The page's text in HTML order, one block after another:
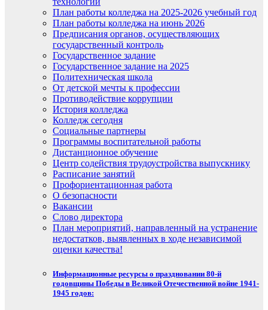
План работы колледжа на 2025-2026 учебный год
План работы колледжа на июнь 2026
Предписания органов, осуществляющих
государственный контроль
Государственное задание
Государственное задание на 2025
Политехническая школа
От детской мечты к профессии
Противодействие коррупции
История колледжа
Колледж сегодня
Социальные партнеры
Программы воспитательной работы
Дистанционное обучение
Центр содействия трудоустройства выпускнику
Расписание занятий
Профориентационная работа
О безопасности
Вакансии
Слово директора
План мероприятий, направленный на устранение
недостатков, выявленных в ходе независимой
оценки качества!
Информационные ресурсы о праздновании 80-й
годовщины Победы в Великой Отечественной войне 1941-
1945 годов: